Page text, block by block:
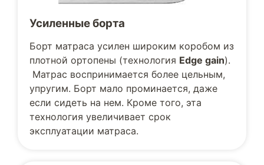
Усиленные борта
Борт матраса усилен широким коробом из
плотной ортопены (технология Edge gain).
Матрас воспринимается более цельным,
упругим. Борт мало проминается, даже
если сидеть на нем. Кроме того, эта
технология увеличивает срок
эксплуатации матраса.